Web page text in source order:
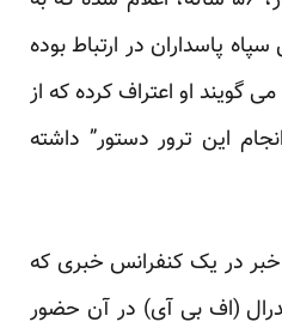
پاسداران در ارتباط بوده
گویند او اعتراف کرده که از
این ترور دستور” داشته
در یک کنفرانس خبری که
(اف بی آی) در آن حضور